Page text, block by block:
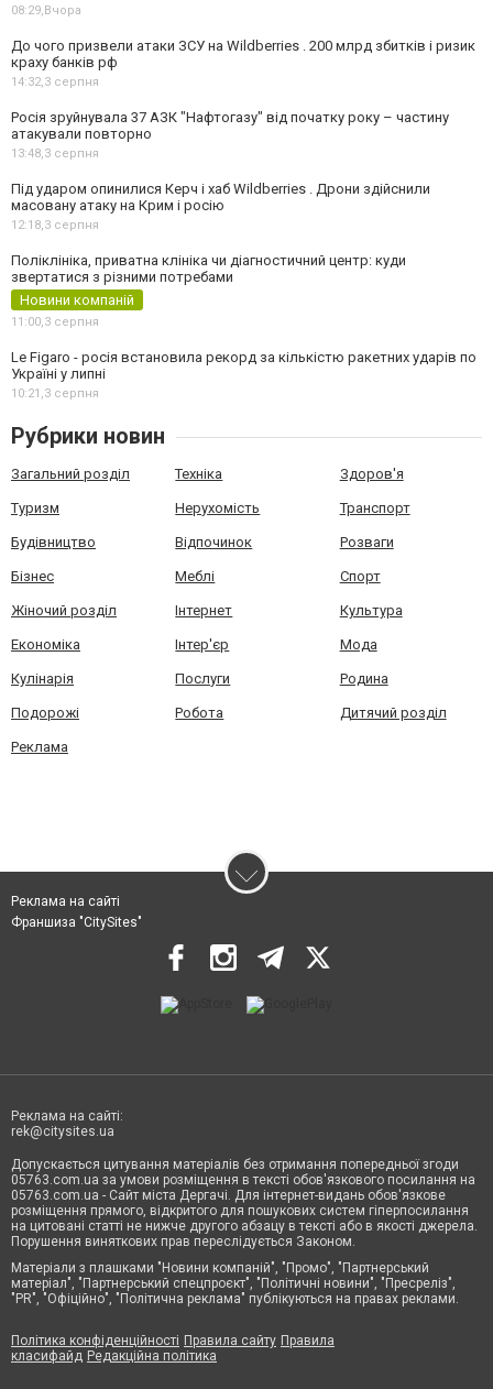
08:29,Вчора
До чого призвели атаки ЗСУ на Wildberries . 200 млрд збитків і ризик
краху банків рф
14:32,3 серпня
Росія зруйнувала 37 АЗК "Нафтогазу" від початку року – частину
атакували повторно
13:48,3 серпня
Під ударом опинилися Керч і хаб Wildberries . Дрони здійснили
масовану атаку на Крим і росію
12:18,3 серпня
Поліклініка, приватна клініка чи діагностичний центр: куди
звертатися з різними потребами
Новини компаній
11:00,3 серпня
Le Figaro - росія встановила рекорд за кількістю ракетних ударів по
Україні у липні
10:21,3 серпня
Рубрики новин
Загальний розділ Техніка Здоров'я
Туризм Нерухомість Транспорт
Будівництво Відпочинок Розваги
Бізнес Меблі Спорт
Жіночий розділ Інтернет Культура
Економіка Інтер'єр Мода
Кулінарія Послуги Родина
Подорожі Робота Дитячий розділ
Реклама
Реклама на сайті
Франшиза "CitySites"
Реклама на сайті:
rek@citysites.ua
Допускається цитування матеріалів без отримання попередньої згоди
05763.com.ua за умови розміщення в тексті обов'язкового посилання на
05763.com.ua - Сайт міста Дергачі. Для інтернет-видань обов'язкове
розміщення прямого, відкритого для пошукових систем гіперпосилання
на цитовані статті не нижче другого абзацу в тексті або в якості джерела.
Порушення виняткових прав переслідується Законом.
Матеріали з плашками "Новини компаній", "Промо", "Партнерський
матеріал", "Партнерський спецпроєкт", "Політичні новини", "Пресреліз",
"PR", "Офіційно", "Політична реклама" публікуються на правах реклами.
Політика конфіденційності Правила сайту Правила
класифайд Редакційна політика